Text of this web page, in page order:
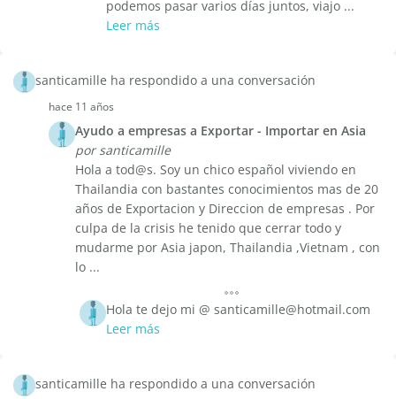
podemos pasar varios días juntos, viajo ...
Leer más
santicamille ha respondido a una conversación
hace 11 años
Ayudo a empresas a Exportar - Importar en Asia
por santicamille
Hola a tod@s. Soy un chico español viviendo en
Thailandia con bastantes conocimientos mas de 20
años de Exportacion y Direccion de empresas . Por
culpa de la crisis he tenido que cerrar todo y
mudarme por Asia japon, Thailandia ,Vietnam , con
lo ...
Hola te dejo mi @ santicamille@hotmail.com
Leer más
santicamille ha respondido a una conversación